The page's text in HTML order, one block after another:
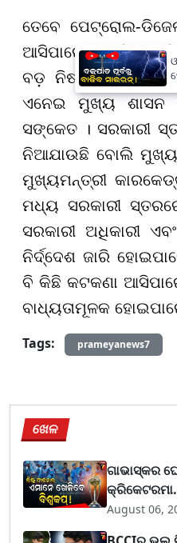
ତେବେ ପେଟ୍ରୋଲ-
ଆସିପାରେ ବଡ଼ ନିଷ୍ପତ୍ତି
ବଡ଼ ନିଷ୍ପତ୍ତି
ଏନେଇ ମୁଖ୍ୟ ଶାସନ
ସଙ୍କେତ । ସରକାରୀ
ନିଆଯାଉଛି ବୋଲି ମୁଖ୍ୟ
ମୁଖ୍ୟମନ୍ତ୍ରୀ
ମଧ୍ୟ ସରକାରୀ
ସରକାରୀ ଅଧିକାରୀ
ନିର୍ଦ୍ଦେଶ ଜାରି
ବି କିଛି କଟକଣା
ବାଧ୍ୟତାମୂଳକ
Tags:
prameyanews7
ଖେଳ
ଗାଭାସ୍କର
August 06,